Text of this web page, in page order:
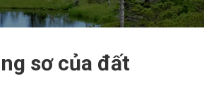
sơ của đất